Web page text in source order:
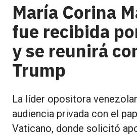
María Corina
fue recibida
y se reunirá
Trump
La líder opositora
audiencia privada con el
Vaticano, donde solicitó